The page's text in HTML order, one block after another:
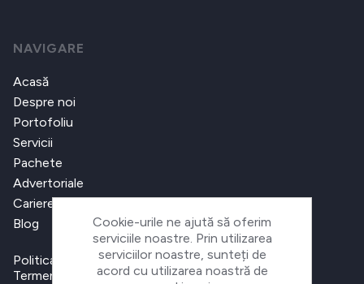
NAVIGARE
Acasă
Despre noi
Portofoliu
Servicii
Pachete
Advertoriale
Cariere
Blog
Politica de confidențialitate
Termeni și condiții
Cookie-urile ne ajută să oferim
serviciile noastre. Prin utilizarea
serviciilor noastre, sunteți de
acord cu utilizarea noastră de